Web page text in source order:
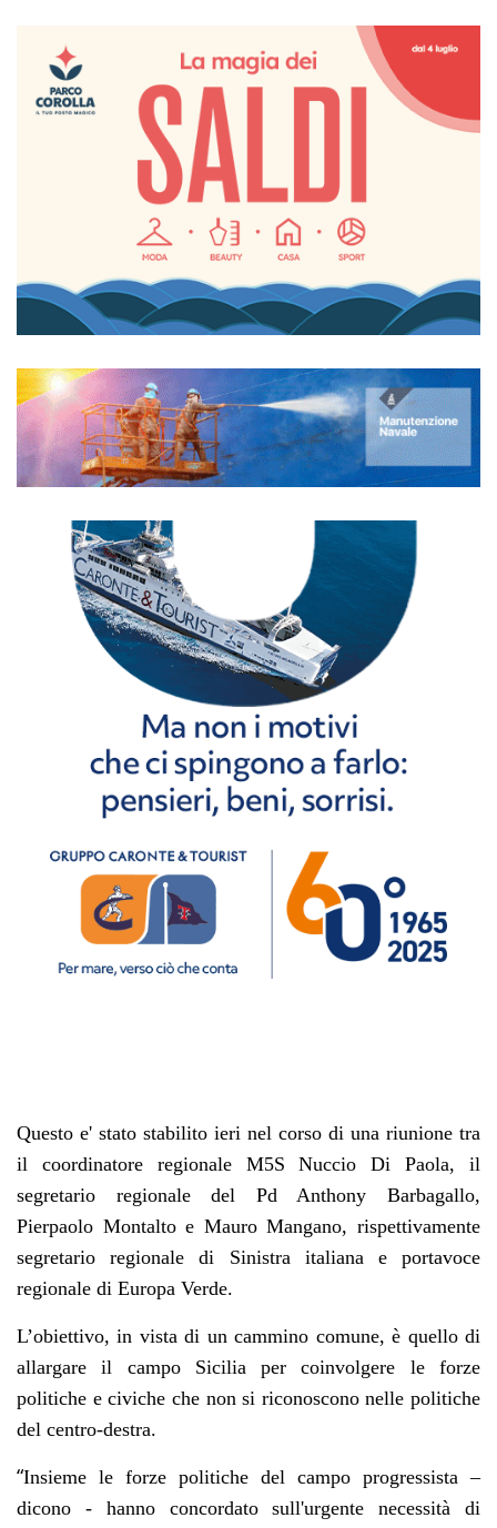
Questo e' stato stabilito ieri nel corso di una riunione tra
il coordinatore regionale M5S Nuccio Di Paola, il
segretario regionale del Pd Anthony Barbagallo,
Pierpaolo Montalto e Mauro Mangano, rispettivamente
segretario regionale di Sinistra italiana e portavoce
regionale di Europa Verde.
L’obiettivo, in vista di un cammino comune, è quello di
allargare il campo Sicilia per coinvolgere le forze
politiche e civiche che non si riconoscono nelle politiche
del centro-destra.
“Insieme le forze politiche del campo progressista –
dicono - hanno concordato sull'urgente necessità di